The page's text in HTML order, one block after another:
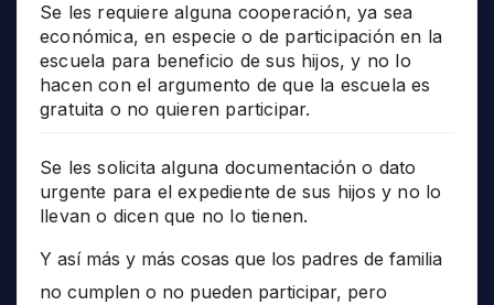
Se les requiere alguna cooperación, ya sea
económica, en especie o de participación en la
escuela para beneficio de sus hijos, y no lo
hacen con el argumento de que la escuela es
gratuita o no quieren participar.
Se les solicita alguna documentación o dato
urgente para el expediente de sus hijos y no lo
llevan o dicen que no lo tienen.
Y así más y más cosas que los padres de familia
no cumplen o no pueden participar, pero